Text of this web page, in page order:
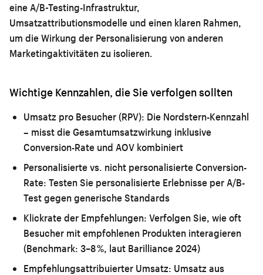
eine A/B-Testing-Infrastruktur,
Umsatzattributionsmodelle und einen klaren Rahmen,
um die Wirkung der Personalisierung von anderen
Marketingaktivitäten zu isolieren.
Wichtige Kennzahlen, die Sie verfolgen sollten
Umsatz pro Besucher (RPV): Die Nordstern-Kennzahl
– misst die Gesamtumsatzwirkung inklusive
Conversion-Rate und AOV kombiniert
Personalisierte vs. nicht personalisierte Conversion-
Rate: Testen Sie personalisierte Erlebnisse per A/B-
Test gegen generische Standards
Klickrate der Empfehlungen: Verfolgen Sie, wie oft
Besucher mit empfohlenen Produkten interagieren
(Benchmark: 3–8 %, laut Barilliance 2024)
Empfehlungsattribuierter Umsatz: Umsatz aus